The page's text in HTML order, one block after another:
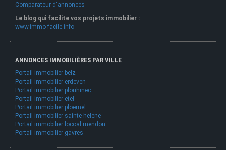
Comparateur d'annonces
Le blog qui facilite vos projets immobilier :
www.immo-facile.info
ANNONCES IMMOBILIÈRES PAR VILLE
Portail immobilier belz
Portail immobilier erdeven
Portail immobilier plouhinec
Portail immobilier etel
Portail immobilier ploemel
Portail immobilier sainte helene
Portail immobilier locoal mendon
Portail immobilier gavres